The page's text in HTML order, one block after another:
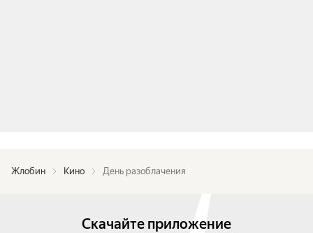
Жлобин Кино День разоблачения
Скачайте приложение